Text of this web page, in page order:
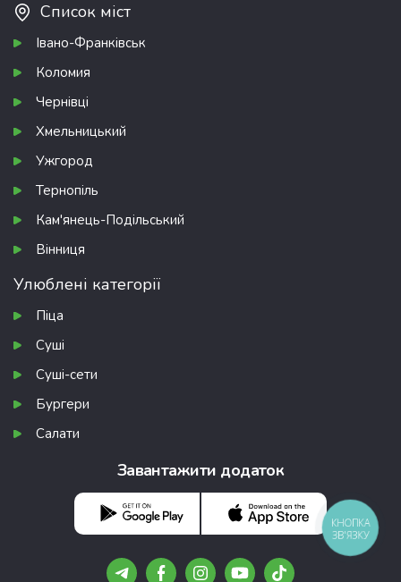
Список міст
Івано-Франківськ
Коломия
Чернівці
Хмельницький
Ужгород
Тернопіль
Кам'янець-Подільський
Вінниця
Улюблені категорії
Піца
Суші
Суші-сети
Бургери
Салати
Завантажити додаток
КНОПКА
ЗВ'ЯЗКУ